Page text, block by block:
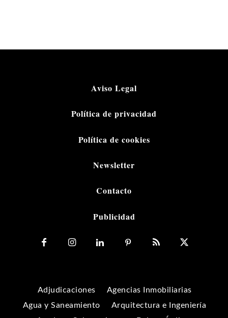
Aviso Legal
Política de privacidad
Política de cookies
Newsletter
Contacto
Publicidad
Adjudicaciones
Agencias Inmobiliarias
Agua y Saneamiento
Arquitectura e Ingeniería